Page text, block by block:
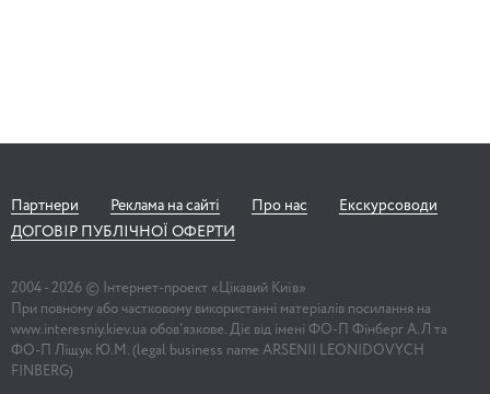
Партнери Реклама на сайті Про нас
Екскурсоводи
ДОГОВІР ПУБЛІЧНОЇ ОФЕРТИ
2004 - 2026 © Інтернет-проект «Цікавий Київ»
При повному або частковому використанні матеріалів посилання на
www.interesniy.kiev.ua обов'язкове. Діє від імені ФО-П Фінберг А.Л та
ФО-П Ліщук Ю.М. (legal business name ARSENII LEONIDOVYCH
FINBERG)